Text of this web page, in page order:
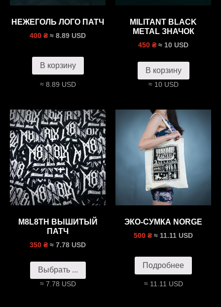
НЕЖЕГОЛЬ ЛОГО ПАТЧ
400 ₴ ≈ 8.89 USD
В корзину
≈ 8.89 USD
MILITANT BLACK
METAL ЗНАЧОК
450 ₴ ≈ 10 USD
В корзину
≈ 10 USD
M8L8TH ВЫШИТЫЙ
ПАТЧ
350 ₴ ≈ 7.78 USD
Выбрать ...
≈ 7.78 USD
ЭКО-СУМКА NORGE
500 ₴ ≈ 11.11 USD
Подробнее
≈ 11.11 USD